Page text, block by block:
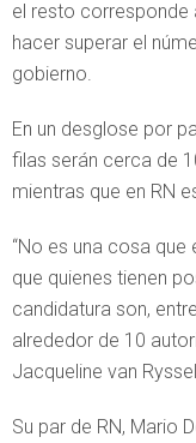
el resto corresponde
hacer superar el
gobierno.
En un desglose por
filas serán cerca de
mientras que en RN
“No es una cosa
que quienes tienen
candidatura son,
alrededor de 10
Jacqueline van
Su par de RN, Mario